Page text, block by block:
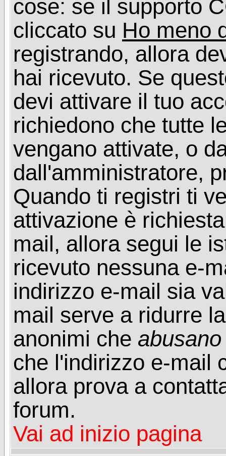
cose: se il supporto
cliccato su Ho meno
registrando, allora
hai ricevuto. Se
devi attivare il tuo
richiedono che tutte
vengano attivate, o
dall'amministratore,
Quando ti registri ti
attivazione è
mail, allora segui le
ricevuto nessuna e-
indirizzo e-mail sia
mail serve a ridurre
anonimi che abusano
che l'indirizzo e-mail
allora prova a
forum.
Vai ad inizio pagina